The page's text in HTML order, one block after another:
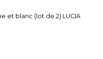
et blanc (lot de 2) LUCIA